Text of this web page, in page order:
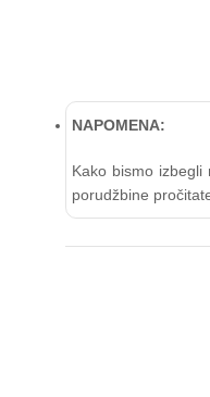
NAPOMENA:
Kako bismo
porudžbine